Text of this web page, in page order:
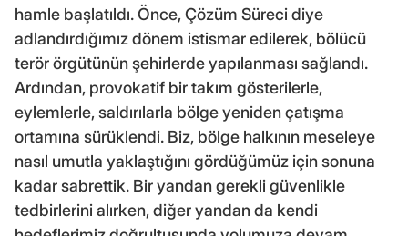
hamle başlatıldı. Önce, Çözüm Süreci diye
adlandırdığımız dönem istismar edilerek, bölücü
terör örgütünün şehirlerde yapılanması sağlandı.
Ardından, provokatif bir takım gösterilerle,
eylemlerle, saldırılarla bölge yeniden çatışma
ortamına sürüklendi. Biz, bölge halkının meseleye
nasıl umutla yaklaştığını gördüğümüz için sonuna
kadar sabrettik. Bir yandan gerekli güvenlikle
tedbirlerini alırken, diğer yandan da kendi